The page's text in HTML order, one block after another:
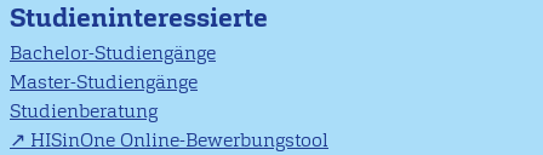
Studieninteressierte
Bachelor-Studiengänge
Master-Studiengänge
Studienberatung
HISinOne Online-Bewerbungstool